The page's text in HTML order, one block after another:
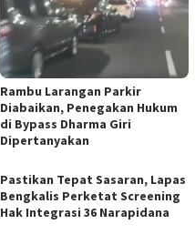
Rambu Larangan Parkir
Diabaikan, Penegakan Hukum
di Bypass Dharma Giri
Dipertanyakan
Pastikan Tepat Sasaran, Lapas
Bengkalis Perketat Screening
Hak Integrasi 36 Narapidana